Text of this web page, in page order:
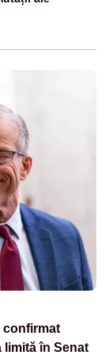
confirmat
limită în Senat